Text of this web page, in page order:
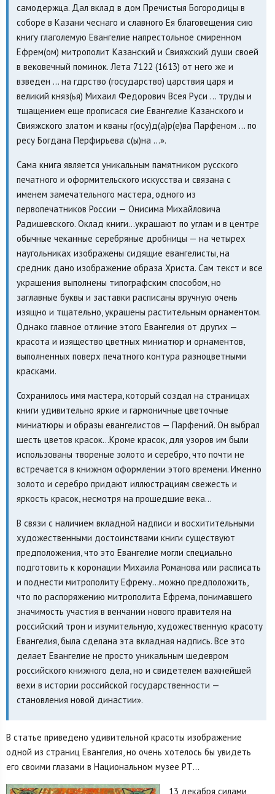
самодержца. Дал вклад в дом Пречистыя Богородицы в
соборе в Казани чеснаго и славного Ея благовещения сию
книгу глаголемую Евангелие напрестольное смиренном
Ефрем(ом) митрополит Казанский и Свияжский души своей
в вековечный поминок. Лета 7122 (1613) от него же и
взведен ... на гдрство (государство) царствия царя и
великий княз(ья) Михаил Федорович Всея Руси ... труды и
тщащением еще прописася сие Евангелие Казанского и
Свияжского златом и кваны г(осу)д(а)р(е)ва Парфеном ... по
ресу Богдана Перфирьева с(ы)на ...».
Сама книга является уникальным памятником русского
печатного и оформительского искусства и связана с
именем замечательного мастера, одного из
первопечатников России — Онисима Михайловича
Радишевского. Оклад книги…украшают по углам и в центре
обычные чеканные серебряные дробницы — на четырех
наугольниках изображены сидящие евангелисты, на
средник дано изображение образа Христа. Сам текст и все
украшения выполнены типографским способом, но
заглавные буквы и заставки расписаны вручную очень
изящно и тщательно, украшены растительным орнаментом.
Однако главное отличие этого Евангелия от других —
красота и изящество цветных миниатюр и орнаментов,
выполненных поверх печатного контура разноцветными
красками.
Сохранилось имя мастера, который создал на страницах
книги удивительно яркие и гармоничные цветочные
миниатюры и образы евангелистов — Парфений. Он выбрал
шесть цветов красок…Кроме красок, для узоров им были
использованы твореные золото и серебро, что почти не
встречается в книжном оформлении этого времени. Именно
золото и серебро придают иллюстрациям свежесть и
яркость красок, несмотря на прошедшие века…
В связи с наличием вкладной надписи и восхитительными
художественными достоинствами книги существуют
предположения, что это Евангелие могли специально
подготовить к коронации Михаила Романова или расписать
и поднести митрополиту Ефрему…можно предположить,
что по распоряжению митрополита Ефрема, понимавшего
значимость участия в венчании нового правителя на
российский трон и изумительную, художественную красоту
Евангелия, была сделана эта вкладная надпись. Все это
делает Евангелие не просто уникальным шедевром
российского книжного дела, но и свидетелем важнейшей
вехи в истории российской государственности —
становления новой династии».
В статье приведено удивительной красоты изображение
одной из страниц Евангелия, но очень хотелось бы увидеть
его своими глазами в Национальном музее РТ…
13 декабря силами